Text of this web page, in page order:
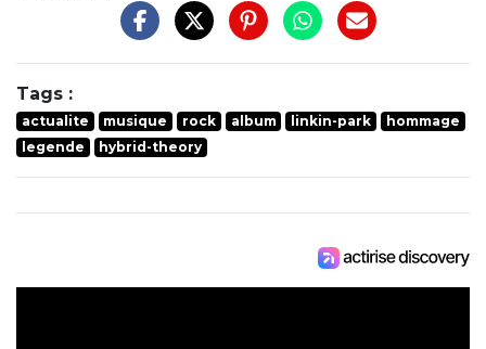
Tags :
actualite musique rock album linkin-park
hommage
legende
hybrid-theory